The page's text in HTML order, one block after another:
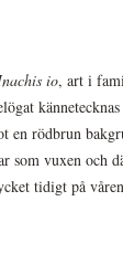
io, art i
en rödbrun
som vuxen och
tidigt på